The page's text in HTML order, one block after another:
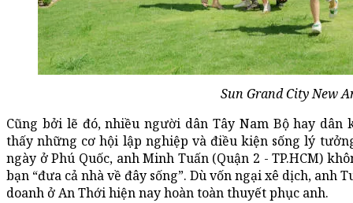
Sun Grand City New
Cũng bởi lẽ đó, nhiều người dân Tây Nam Bộ hay dân
thấy những cơ hội lập nghiệp và điều kiện sống lý
ngày ở Phú Quốc, anh Minh Tuấn (Quận 2 - TP.HCM)
bạn “đưa cả nhà về đây sống”. Dù vốn ngại xê dịch,
doanh ở An Thới hiện nay hoàn toàn thuyết phục anh.